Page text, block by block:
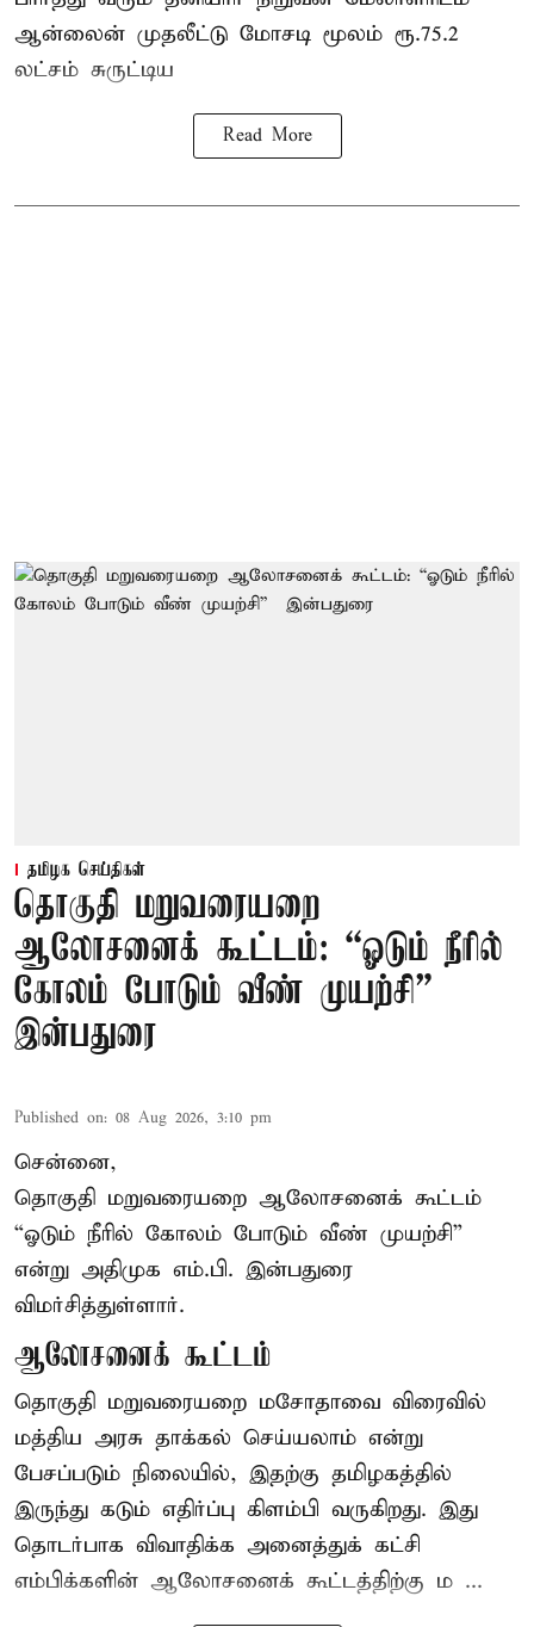
ஆன்லைன் முதலீட்டு மோசடி மூலம் ரூ.75.2
லட்சம் சுருட்டிய
Read More
தமிழக செய்திகள்
தொகுதி மறுவரையறை
ஆலோசனைக் கூட்டம்: “ஓடும் நீரில்
கோலம் போடும் வீண் முயற்சி” –
இன்பதுரை
Published on: 08 Aug 2026, 3:10 pm
சென்னை,
தொகுதி மறுவரையறை ஆலோசனைக் கூட்டம்
“ஓடும் நீரில் கோலம் போடும் வீண் முயற்சி”
என்று அதிமுக எம்.பி. இன்பதுரை
விமர்சித்துள்ளார்.
ஆலோசனைக் கூட்டம்
தொகுதி மறுவரையறை மசோதாவை விரைவில்
மத்திய அரசு தாக்கல் செய்யலாம் என்று
பேசப்படும் நிலையில், இதற்கு தமிழகத்தில்
இருந்து கடும் எதிர்ப்பு கிளம்பி வருகிறது. இது
தொடர்பாக விவாதிக்க அனைத்துக் கட்சி
எம்பிக்களின் ஆலோசனைக் கூட்டத்திற்கு ம ...